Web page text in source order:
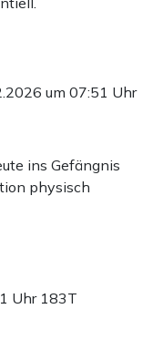
um 07:51 Uhr
ins Gefängnis
physisch
Uhr 183T